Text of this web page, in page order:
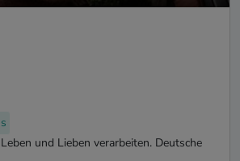
und Lieben verarbeiten. Deutsche